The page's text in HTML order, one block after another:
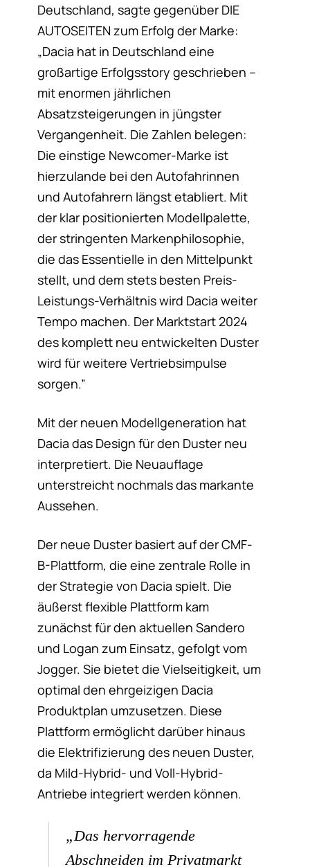
Deutschland, sagte gegenüber DIE
AUTOSEITEN zum Erfolg der Marke:
„Dacia hat in Deutschland eine
großartige Erfolgsstory geschrieben –
mit enormen jährlichen
Absatzsteigerungen in jüngster
Vergangenheit. Die Zahlen belegen:
Die einstige Newcomer-Marke ist
hierzulande bei den Autofahrinnen
und Autofahrern längst etabliert. Mit
der klar positionierten Modellpalette,
der stringenten Markenphilosophie,
die das Essentielle in den Mittelpunkt
stellt, und dem stets besten Preis-
Leistungs-Verhältnis wird Dacia weiter
Tempo machen. Der Marktstart 2024
des komplett neu entwickelten Duster
wird für weitere Vertriebsimpulse
sorgen.”
Mit der neuen Modellgeneration hat
Dacia das Design für den Duster neu
interpretiert. Die Neuauflage
unterstreicht nochmals das markante
Aussehen.
Der neue Duster basiert auf der CMF-
B-Plattform, die eine zentrale Rolle in
der Strategie von Dacia spielt. Die
äußerst flexible Plattform kam
zunächst für den aktuellen Sandero
und Logan zum Einsatz, gefolgt vom
Jogger. Sie bietet die Vielseitigkeit, um
optimal den ehrgeizigen Dacia
Produktplan umzusetzen. Diese
Plattform ermöglicht darüber hinaus
die Elektrifizierung des neuen Duster,
da Mild-Hybrid- und Voll-Hybrid-
Antriebe integriert werden können.
„Das hervorragende
Abschneiden im Privatmarkt